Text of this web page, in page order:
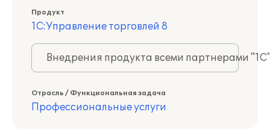
Продукт
1С:Управление торговлей 8
Внедрения продукта всеми партнерами
Отрасль / Функциональная задача
Профессиональные услуги